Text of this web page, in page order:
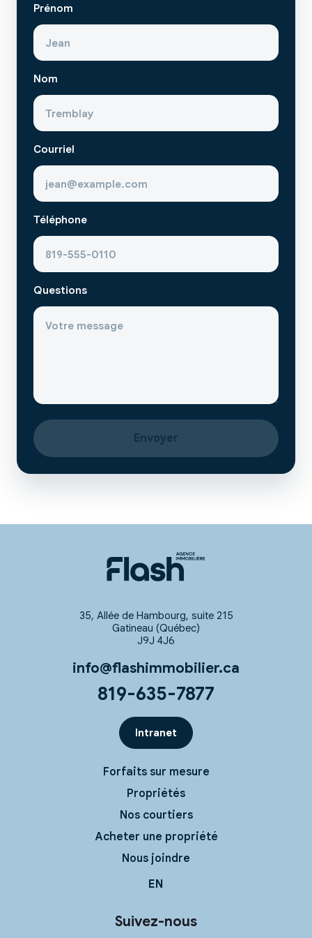
Prénom
Nom
Courriel
Téléphone
Questions
Envoyer
35, Allée de Hambourg, suite 215
Gatineau (Québec)
J9J 4J6
info@flashimmobilier.ca
819-635-7877
Intranet
Forfaits sur mesure
Propriétés
Nos courtiers
Acheter une propriété
Nous joindre
EN
Suivez-nous